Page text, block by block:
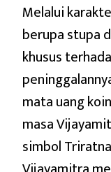
Melalui
berupa stupa
khusus
mata uang
masa
simbol